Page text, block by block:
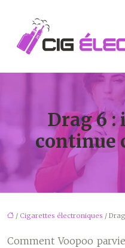
Drag 6
continue
/ Cigarettes électroniques /
Comment Voopoo